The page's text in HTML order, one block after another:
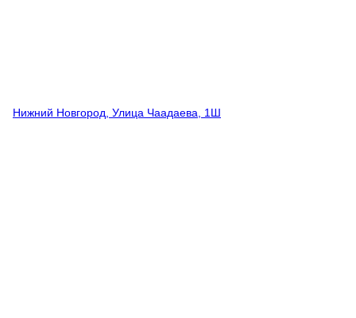
Нижний Новгород, Улица Чаадаева, 1Ш